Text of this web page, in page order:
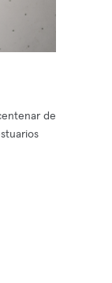
de